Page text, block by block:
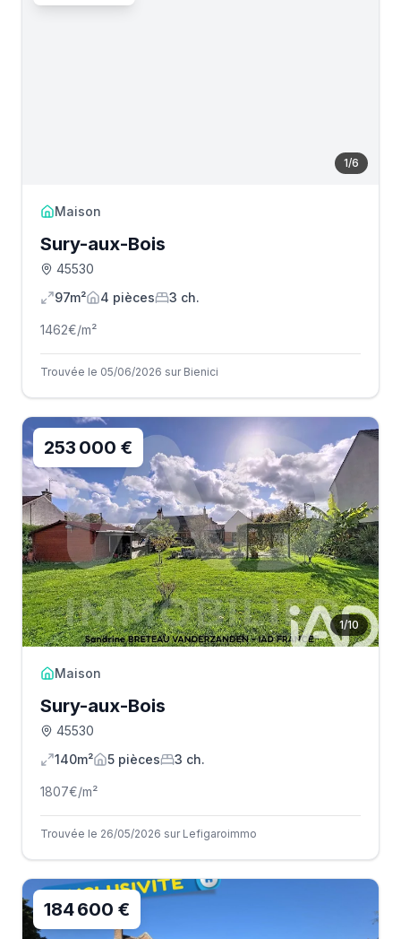
1/6
Maison
Sury-aux-Bois
45530
97m²
4 pièces 3 ch.
1462€/m²
Trouvée le 05/06/2026 sur Bienici
1/10
253 000 €
Maison
Sury-aux-Bois
45530
140m²
5 pièces 3 ch.
1807€/m²
Trouvée le 26/05/2026 sur Lefigaroimmo
184 600 €